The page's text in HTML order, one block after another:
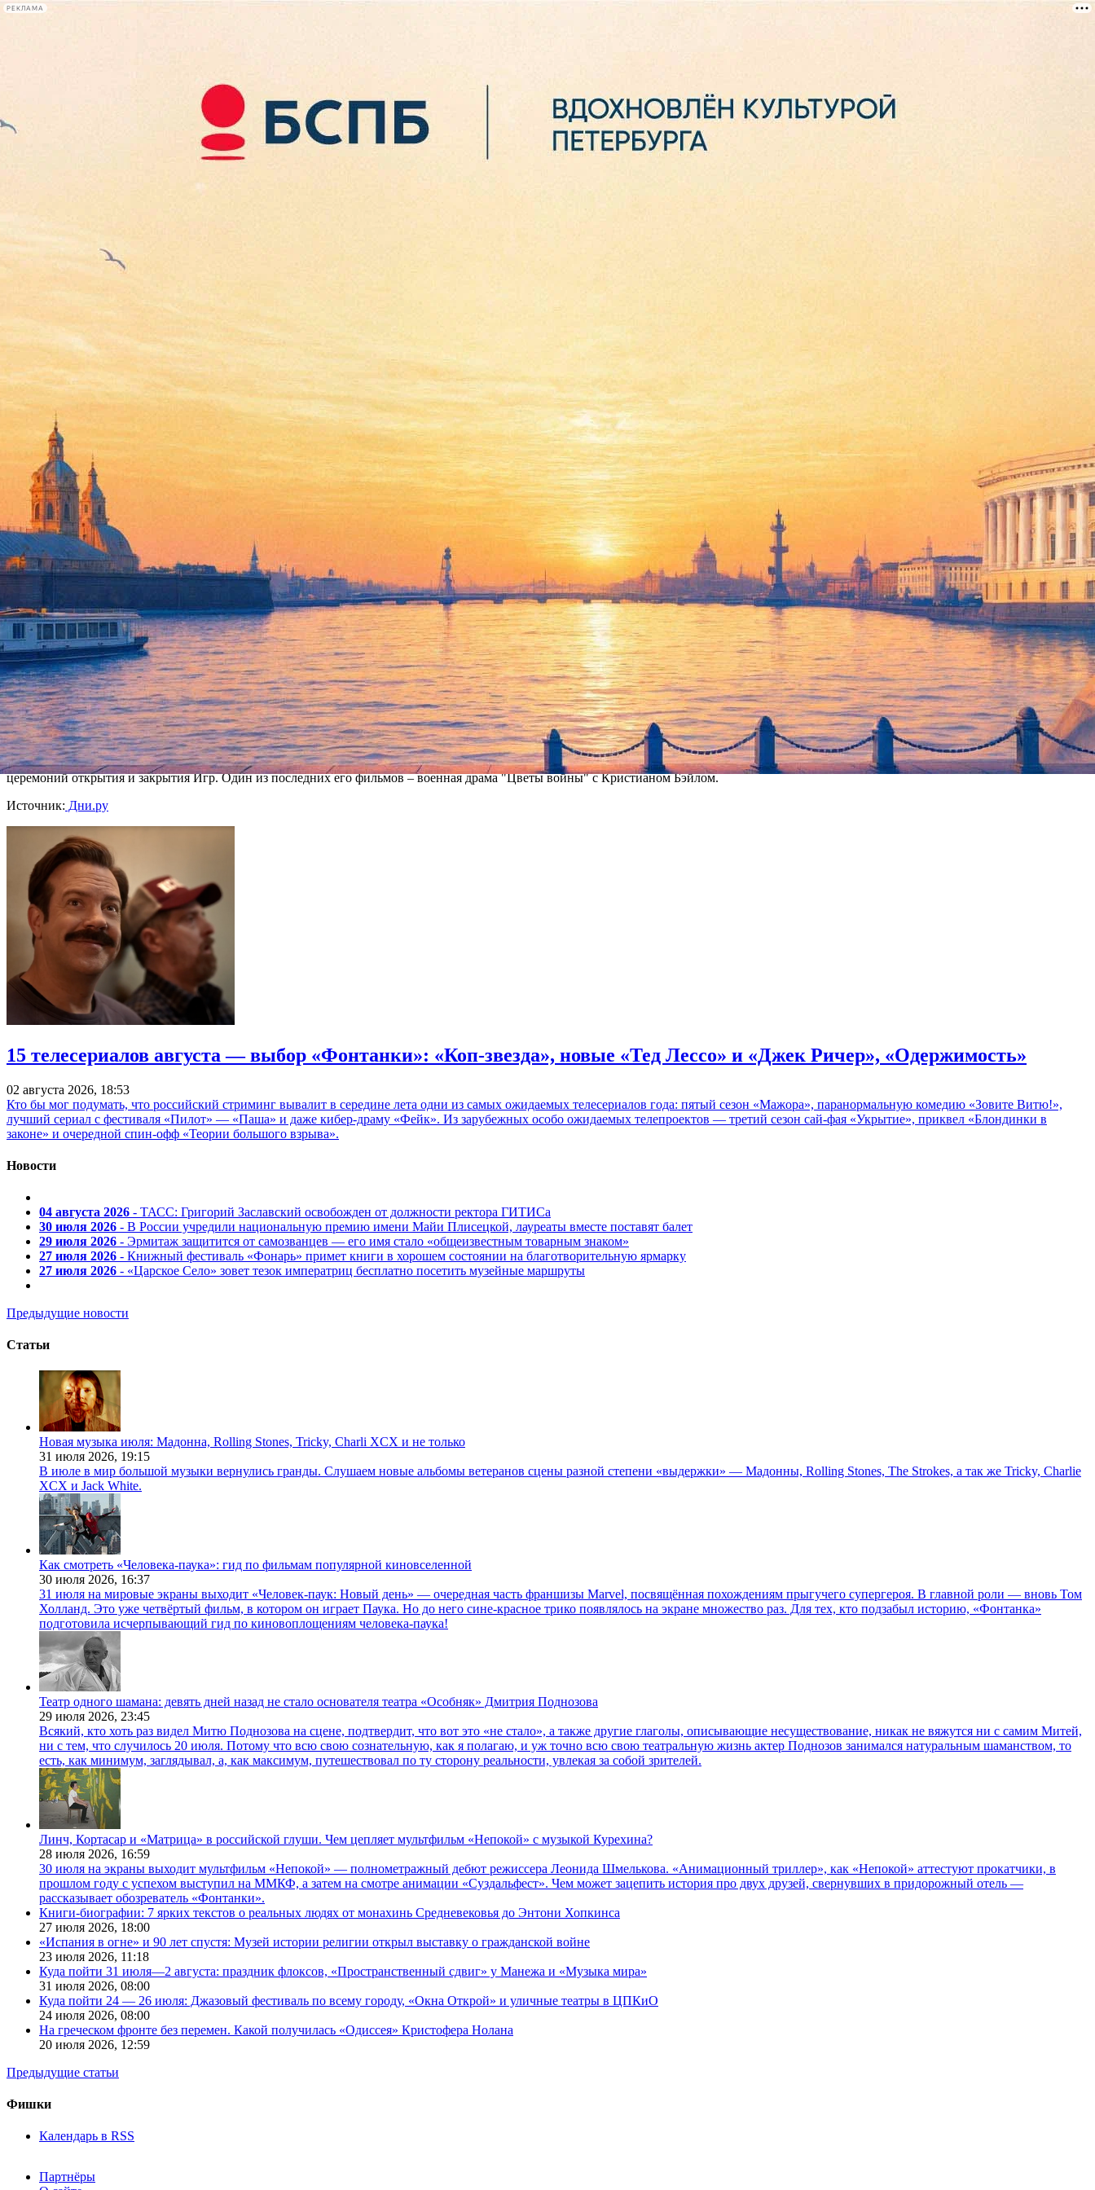
РЕКЛАМА
лекции
книги
Культовый режиссер нарушил запрет на детей
15 мая 2013,
Китайские власти планируют наказать известного режиссера Чжан Имоу, который получил мировую известность после фильмов "Герой" и "Дом летающих кинжалов". Дело в том, что рабочее
название его новой картины противоречит государственной политике страны.
Во время съемочного процесса киноленту режиссера Чжан Имоу окрестили "Отец семерых детей". Органы цензуры посчитали, что название расходится с принятым в Китае правилом "одна
семья–один ребенок". Политика "одна семья–один ребенок" реализуется в КНР с 1980-х для контроля роста числа населения страны. За ее нарушение наказывают деньгами или
принудительными абортами.
Согласно сценарию новой картины Чжана Имоу, у главного героя были отношения с четырьмя женщинами, в результате которых он стал отцом семерых детей. Государственные органы в
восточной провинции Цзянсу начали расследование в отношении авторов киноленты из-за того, что ее название нарушает политику властей.
Теперь режиссеру может грозить штраф в размере 26 миллионов долларов. Эта сумма в два раза превышает годовой доход Имоу.
61-летний Чжан Имоу является одним из самых известных кинорежиссеров и продюсеров в Китае. Стал популярен, в том числе и на Западе, благодаря таким фильмам, как "Дом летающих
кинжалов", "Дорога домой", "Герой" и другие. Он неоднократно получал награды Берлинского и Венецианского кинофестивалей. Является обладателем гран-при Каннского кинофестиваля в
1994 году.
Кроме того, три его фильма номинировались на "Оскар" в категории "Лучший иностранный фильм". В период подготовки к Олимпиаде-2008 в Пекине он был главным постановщиком
церемоний открытия и закрытия Игр. Один из последних его фильмов – военная драма "Цветы войны" с Кристианом Бэйлом.
Источник: Дни.ру
15 телесериалов августа — выбор «Фонтанки»: «Коп-звезда», новые «Тед Лессо» и «Джек Ричер», «Одержимость»
02 августа 2026, 18:53
Кто бы мог подумать, что российский стриминг вывалит в середине лета одни из самых ожидаемых телесериалов года: пятый сезон «Мажора», паранормальную комедию «Зовите Витю!»,
лучший сериал с фестиваля «Пилот» — «Паша» и даже кибер-драму «Фейк». Из зарубежных особо ожидаемых телепроектов — третий сезон сай-фая «Укрытие», приквел «Блондинки в
законе» и очередной спин-офф «Теории большого взрыва».
Новости
04 августа 2026 - ТАСС: Григорий Заславский освобожден от должности ректора ГИТИСа
30 июля 2026 - В России учредили национальную премию имени Майи Плисецкой, лауреаты вместе поставят балет
29 июля 2026 - Эрмитаж защитится от самозванцев — его имя стало «общеизвестным товарным знаком»
27 июля 2026 - Книжный фестиваль «Фонарь» примет книги в хорошем состоянии на благотворительную ярмарку
27 июля 2026 - «Царское Село» зовет тезок императриц бесплатно посетить музейные маршруты
Предыдущие новости
Статьи
Новая музыка июля: Мадонна, Rolling Stones, Tricky, Charli XCX и не только
31 июля 2026, 19:15
В июле в мир большой музыки вернулись гранды. Слушаем новые альбомы ветеранов сцены разной степени «выдержки» — Мадонны, Rolling Stones, The Strokes, а так же Tricky, Charlie
XCX и Jack White.
Как смотреть «Человека-паука»: гид по фильмам популярной киновселенной
30 июля 2026, 16:37
31 июля на мировые экраны выходит «Человек-паук: Новый день» — очередная часть франшизы Marvel, посвящённая похождениям прыгучего супергероя. В главной роли — вновь Том
Холланд. Это уже четвёртый фильм, в котором он играет Паука. Но до него сине-красное трико появлялось на экране множество раз. Для тех, кто подзабыл историю, «Фонтанка»
подготовила исчерпывающий гид по киновоплощениям человека-паука!
Театр одного шамана: девять дней назад не стало основателя театра «Особняк» Дмитрия Поднозова
29 июля 2026, 23:45
Всякий, кто хоть раз видел Митю Поднозова на сцене, подтвердит, что вот это «не стало», а также другие глаголы, описывающие несуществование, никак не вяжутся ни с самим Митей,
ни с тем, что случилось 20 июля. Потому что всю свою сознательную, как я полагаю, и уж точно всю свою театральную жизнь актер Поднозов занимался натуральным шаманством, то
есть, как минимум, заглядывал, а, как максимум, путешествовал по ту сторону реальности, увлекая за собой зрителей.
Линч, Кортасар и «Матрица» в российской глуши. Чем цепляет мультфильм «Непокой» с музыкой Курехина?
28 июля 2026, 16:59
30 июля на экраны выходит мультфильм «Непокой» — полнометражный дебют режиссера Леонида Шмелькова. «Анимационный триллер», как «Непокой» аттестуют прокатчики, в
прошлом году с успехом выступил на ММКФ, а затем на смотре анимации «Суздальфест». Чем может зацепить история про двух друзей, свернувших в придорожный отель —
рассказывает обозреватель «Фонтанки».
Книги-биографии: 7 ярких текстов о реальных людях от монахинь Средневековья до Энтони Хопкинса
27 июля 2026, 18:00
«Испания в огне» и 90 лет спустя: Музей истории религии открыл выставку о гражданской войне
23 июля 2026, 11:18
Куда пойти 31 июля—2 августа: праздник флоксов, «Пространственный сдвиг» у Манежа и «Музыка мира»
31 июля 2026, 08:00
Куда пойти 24 — 26 июля: Джазовый фестиваль по всему городу, «Окна Открой» и уличные театры в ЦПКиО
24 июля 2026, 08:00
На греческом фронте без перемен. Какой получилась «Одиссея» Кристофера Нолана
20 июля 2026, 12:59
Предыдущие статьи
Фишки
Календарь в RSS
Партнёры